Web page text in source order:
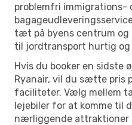
problemfri immigrations-
tæt på byens centrum
til jordtransport hurtig og
Hvis du booker en sidste
Ryanair, vil du sætte pris
faciliteter. Vælg mellem
lejebiler for at komme til
nærliggende attraktioner